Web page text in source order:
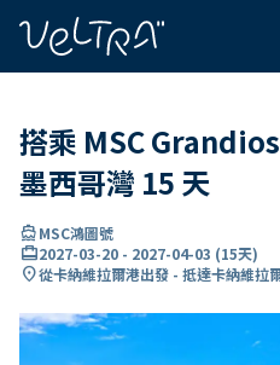
搭乘 MSC
墨西哥灣 15 天
directions_boatMSC鴻圖號
card_travel2027-03-20 - 2027-04-03 (15天)
location_on從卡納維拉爾港出發 - 抵達卡納維拉